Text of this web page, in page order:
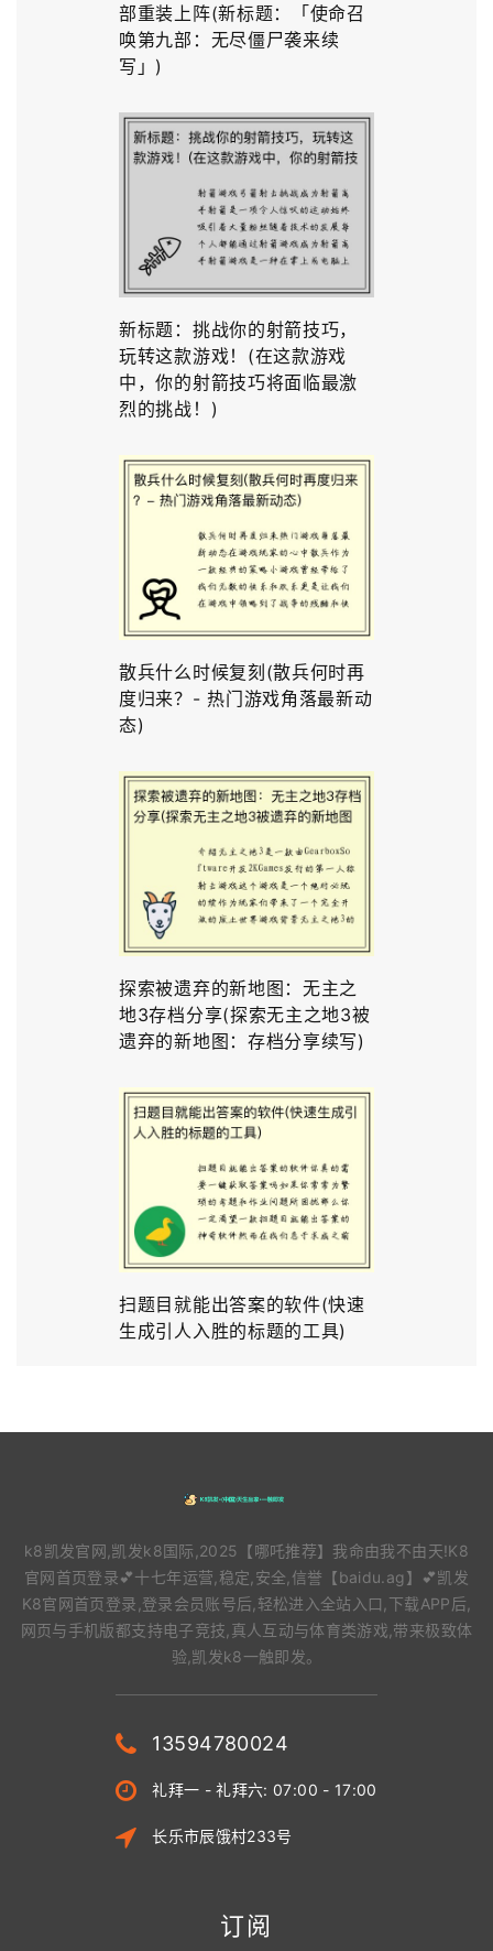
部重装上阵(新标题：「使命召
唤第九部：无尽僵尸袭来续
写」)
新标题：挑战你的射箭技巧，
玩转这款游戏！(在这款游戏
中，你的射箭技巧将面临最激
烈的挑战！)
散兵什么时候复刻(散兵何时再
度归来？- 热门游戏角落最新动
态)
探索被遗弃的新地图：无主之
地3存档分享(探索无主之地3被
遗弃的新地图：存档分享续写)
扫题目就能出答案的软件(快速
生成引人入胜的标题的工具)
k8凯发官网,凯发k8国际,2025【哪吒推荐】我命由我不由天!K8
官网首页登录💕十七年运营,稳定,安全,信誉【baidu.ag】💕凯发
K8官网首页登录,登录会员账号后,轻松进入全站入口,下载APP后,
网页与手机版都支持电子竞技,真人互动与体育类游戏,带来极致体
验,凯发k8一触即发。
13594780024
礼拜一 - 礼拜六: 07:00 - 17:00
长乐市辰饿村233号
订阅